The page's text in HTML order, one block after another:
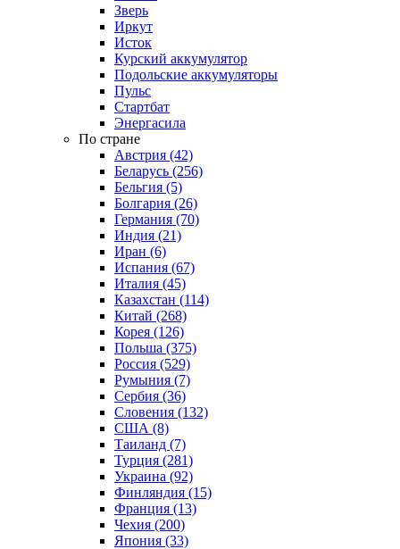
Зверь
Иркут
Исток
Курский аккумулятор
Подольские аккумуляторы
Пульс
Стартбат
Энергасила
По стране
Австрия (42)
Беларусь (256)
Бельгия (5)
Болгария (26)
Германия (70)
Индия (21)
Иран (6)
Испания (67)
Италия (45)
Казахстан (114)
Китай (268)
Корея (126)
Польша (375)
Россия (529)
Румыния (7)
Сербия (36)
Словения (132)
США (8)
Таиланд (7)
Турция (281)
Украина (92)
Финляндия (15)
Франция (13)
Чехия (200)
Япония (33)